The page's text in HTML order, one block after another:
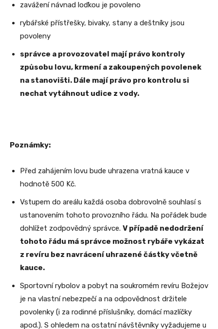
zavážení návnad loďkou je povoleno
rybářské přístřešky, bivaky, stany a deštníky jsou
povoleny
správce a provozovatel mají právo kontroly
způsobu lovu, krmení a zakoupených povolenek
na stanovišti. Dále mají právo pro kontrolu si
nechat vytáhnout udice z vody.
Poznámky:
Před zahájením lovu bude uhrazena vratná kauce v
hodnotě 500 Kč.
Vstupem do areálu každá osoba dobrovolně souhlasí s
ustanovením tohoto provozního řádu. Na pořádek bude
dohlížet zodpovědný správce. V případě nedodržení
tohoto řádu má správce možnost rybáře vykázat
z revíru bez navrácení uhrazené částky včetně
kauce.
Sportovní rybolov a pobyt na soukromém revíru Božejov
je na vlastní nebezpečí a na odpovědnost držitele
povolenky (i za rodinné příslušníky, domácí mazlíčky
apod.). S ohledem na ostatní návštěvníky vyžadujeme u